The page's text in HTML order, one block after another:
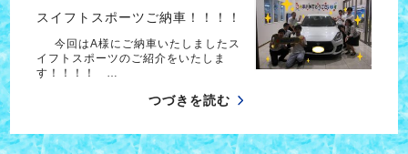
スイフトスポーツご納車！！！！
今回はA様にご納車いたしましたス
イフトスポーツのご紹介をいたしま
す！！！！ …
つづきを読む